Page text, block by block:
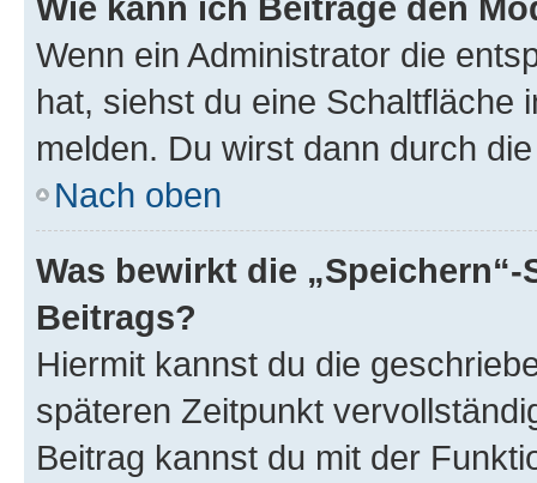
Wenn ein Administrator die
hat, siehst du eine Schaltfläche
melden. Du wirst dann durch
Nach oben
Was bewirkt die
Beitrags?
Hiermit kannst du die
späteren Zeitpunkt
Beitrag kannst du mit der